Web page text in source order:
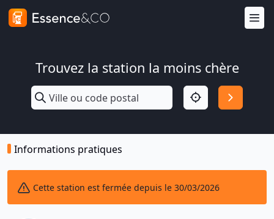
Trouvez la station la moins chère
Informations pratiques
Cette station est fermée depuis le 30/03/2026